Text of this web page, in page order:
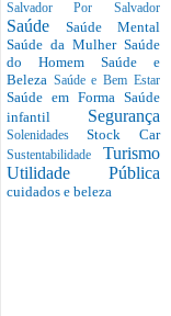
Salvador Por Salvador
Saúde Saúde Mental
Saúde da Mulher Saúde
do Homem Saúde e
Beleza Saúde e Bem Estar
Saúde em Forma Saúde
infantil Segurança
SolenidadesStock Car
Sustentabilidade Turismo
Utilidade Pública
cuidados e beleza